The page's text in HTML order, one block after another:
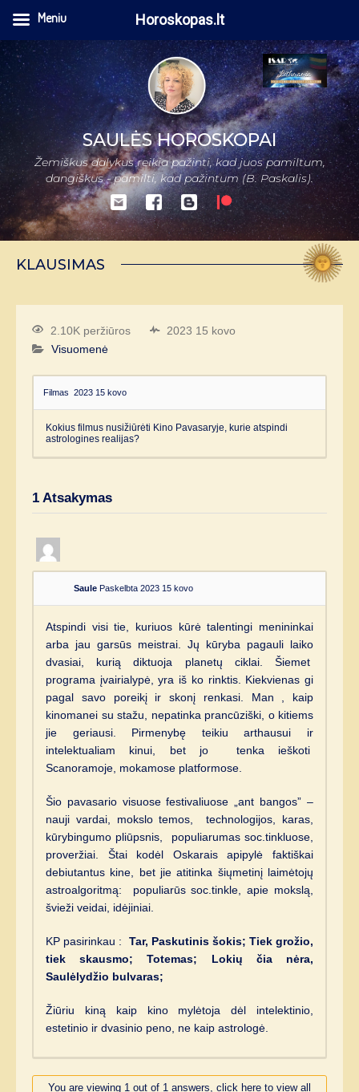
SAULĖS HOROSKOPAI
Žemiškus dalykus reikia pažinti, kad juos pamiltum,
dangiškus - pamilti, kad pažintum (B. Paskalis).
KLAUSIMAS
2.10K peržiūros
2023 15 kovo
Visuomenė
Filmas 2023 15 kovo
Kokius filmus nusižiūrėti Kino Pavasaryje, kurie atspindi
astrologines realijas?
1 Atsakymas
Saule Paskelbta 2023 15 kovo
Atspindi visi tie, kuriuos kūrė talentingi menininkai
arba jau garsūs meistrai. Jų kūryba pagauli laiko
dvasiai, kurią diktuoja planetų ciklai. Šiemet
programa įvairialypė, yra iš ko rinktis. Kiekvienas gi
pagal savo poreikį ir skonį renkasi. Man , kaip
kinomanei su stažu, nepatinka prancūziški, o kitiems
jie geriausi. Pirmenybę teikiu arthausui ir
intelektualiam kinui, bet jo tenka ieškoti
Scanoramoje, mokamose platformose.
Šio pavasario visuose festivaliuose „ant bangos” –
nauji vardai, mokslo temos, technologijos, karas,
kūrybingumo pliūpsnis, populiarumas soc.tinkluose,
proveržiai. Štai kodėl Oskarais apipylė faktiškai
debiutantus kine, bet jie atitinka šiųmetinį laimėtojų
astroalgoritmą: populiarūs soc.tinkle, apie mokslą,
švieži veidai, idėjiniai.
KP pasirinkau : Tar, Paskutinis šokis; Tiek grožio,
tiek skausmo; Totemas; Lokių čia nėra,
Saulėlydžio bulvaras;
Žiūriu kiną kaip kino mylėtoja dėl intelektinio,
estetinio ir dvasinio peno, ne kaip astrologė.
You are viewing 1 out of 1 answers, click here to view all
Meniu Horoskopas.lt